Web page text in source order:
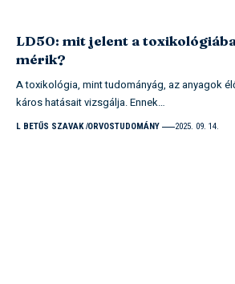
LD50: mit jelent a
mérik?
A toxikológia, mint tudományág, az anyagok
káros hatásait vizsgálja. Ennek…
L BETŰS SZAVAK ORVOSTUDOMÁNY 2025. 09. 14.